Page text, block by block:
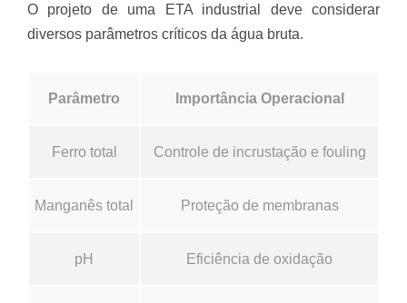
O projeto de uma ETA industrial deve considerar
diversos parâmetros críticos da água bruta.
Parâmetro Importância Operacional
Ferro total Controle de incrustação e fouling
Manganês total Proteção de membranas
pH Eficiência de oxidação